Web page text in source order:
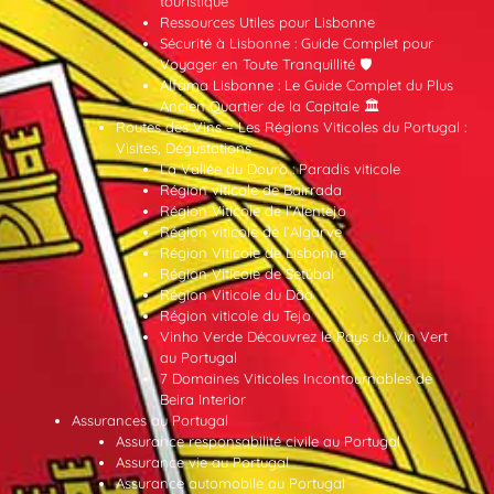
Ressources Utiles pour Lisbonne
Sécurité à Lisbonne : Guide Complet pour
Voyager en Toute Tranquillité 🛡️
Alfama Lisbonne : Le Guide Complet du Plus
Ancien Quartier de la Capitale 🏛️
Routes des Vins – Les Régions Viticoles du Portugal :
Visites, Dégustations
La Vallée du Douro : Paradis viticole
Région viticole de Bairrada
Région Viticole de l’Alentejo
Région viticole de l’Algarve
Région Viticole de Lisbonne
Région Viticole de Setúbal
Région Viticole du Dão
Région viticole du Tejo
Vinho Verde Découvrez le Pays du Vin Vert
au Portugal
7 Domaines Viticoles Incontournables de
Beira Interior
Assurances au Portugal
Assurance responsabilité civile au Portugal
Assurance vie au Portugal
Assurance automobile au Portugal